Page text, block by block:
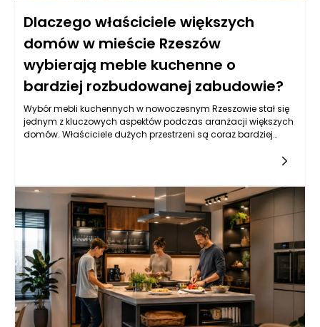
Dlaczego właściciele większych
domów w mieście Rzeszów
wybierają meble kuchenne o
bardziej rozbudowanej zabudowie?
Wybór mebli kuchennych w nowoczesnym Rzeszowie stał się
jednym z kluczowych aspektów podczas aranżacji większych
domów. Właściciele dużych przestrzeni są coraz bardziej
odpowiadają na funkcjonalne wymogi domowników, ale
również przyczyniają się do estetyki wnętrza. W miastach,
takich jak Rzeszów, rosnące zainteresowanie efektownymi i
praktycznymi kuchniami sprawia, że meble te zyskują na
znaczeniu.